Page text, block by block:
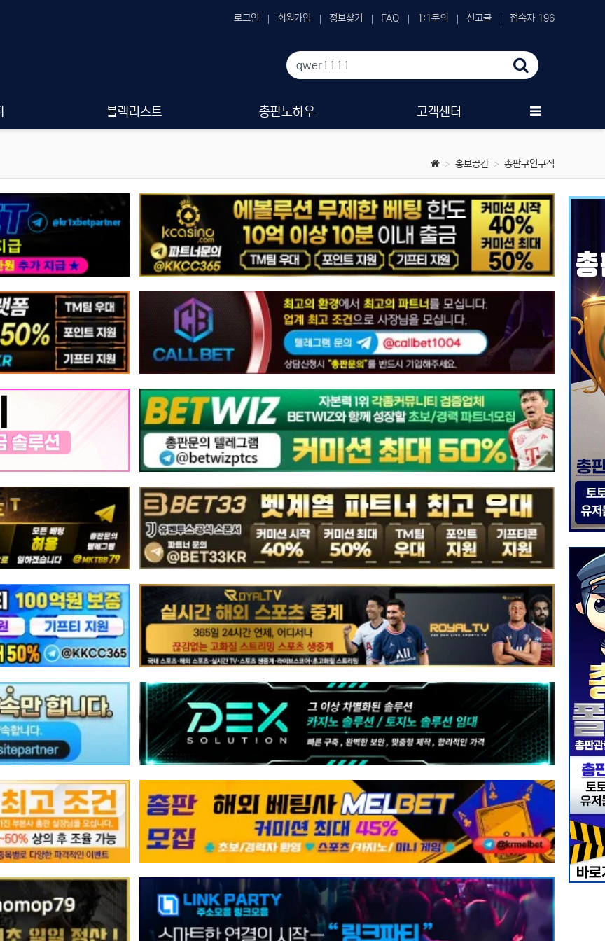
로그인 회원가입 정보찾기 FAQ 1:1문의 신고글 접속자 196
블랙리스트 총판노하우 고객센터
홍보공간 총판구인구직